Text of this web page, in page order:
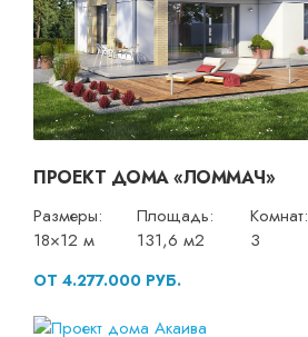
ПРОЕКТ ДОМА «ЛОММАЧ»
Размеры:
18×12 м
Площадь:
131,6 м2
Комнат:
3
ОТ 4.277.000 РУБ.